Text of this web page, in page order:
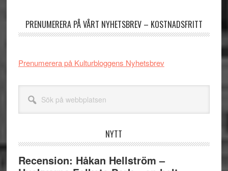
PRENUMERERA PÅ VÅRT NYHETSBREV – KOSTNADSFRITT
Prenumerera på Kulturbloggens Nyhetsbrev
webbplatsen
NYTT
Recension: Håkan Hellström –